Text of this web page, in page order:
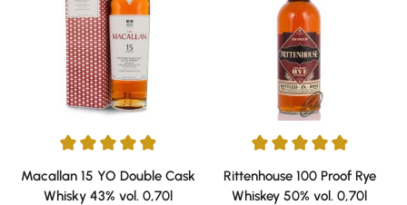
Durchschnittliche Bewertung von 4.94 von 5 Sternen
Macallan 15 YO Double Cask
Whisky 43% vol. 0,70l
Durchschnittliche Bewertung
Rittenhouse 100 Proof Rye
Whiskey 50% vol. 0,70l